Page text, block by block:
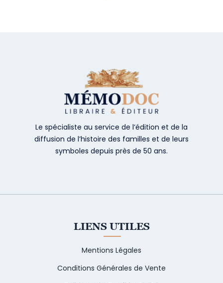
Le spécialiste au service de l’édition et de la
diffusion de l’histoire des familles et de leurs
symboles depuis près de 50 ans.
LIENS UTILES
Mentions Légales
Conditions Générales de Vente